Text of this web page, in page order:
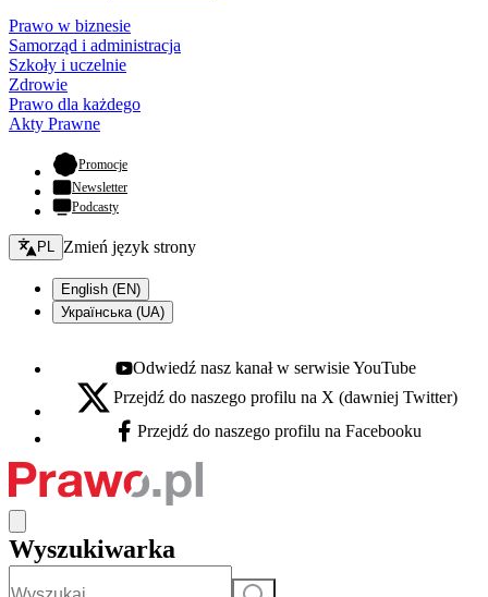
Prawo w biznesie
Samorząd i administracja
Szkoły i uczelnie
Zdrowie
Prawo dla każdego
Akty Prawne
Promocje- otwiera się w nowej karcie
Newsletter
Podcasty
Zmień język - bieżący:
PL Zmień język strony
English (EN)
Українська (UA)
Youtube - otwiera się w nowej karcie
Odwiedź nasz kanał w serwisie YouTube
X - otwiera się w nowej karcie
Przejdź do naszego profilu na X (dawniej Twitter)
Facebook - otwiera się w nowej karcie
Przejdź do naszego profilu na Facebooku
Wyszukiwarka
Szukaj